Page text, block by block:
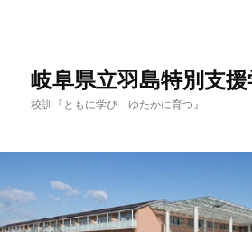
岐阜県立羽島特別支
校訓『ともに学び ゆたかに育つ』